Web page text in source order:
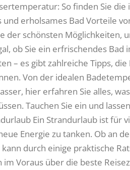
So finden Sie die
erholsames Bad Vorteile
der schönsten Möglichkeiten,
ob Sie ein erfrischendes Bad
– es gibt zahlreiche Tipps, die
Von der idealen
hier erfahren Sie alles,
Tauchen Sie ein und
Ein Strandurlaub ist für
Energie zu tanken. Ob an
durch einige praktische
Voraus über die beste